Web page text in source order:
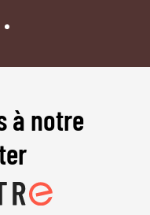
à notre